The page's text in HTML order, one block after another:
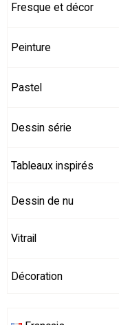
Fresque et décor
Peinture
Pastel
Dessin série
Tableaux inspirés
Dessin de nu
Vitrail
Décoration